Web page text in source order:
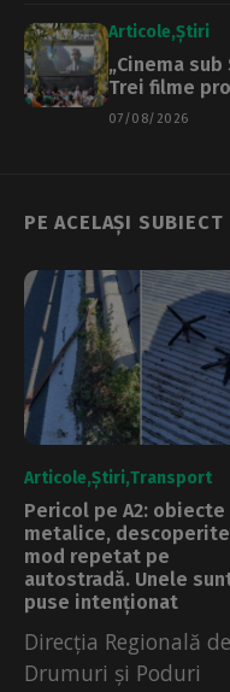
Articole Știri
„Cinema
Trei filme
07/08/2026
PE ACELAȘI SUBIECT
Articole Știri Transport
Pericol pe A2: obiecte
metalice,
mod repetat pe
autostradă. Unele
puse intenționat
Direcția Regională de
Drumuri și Poduri